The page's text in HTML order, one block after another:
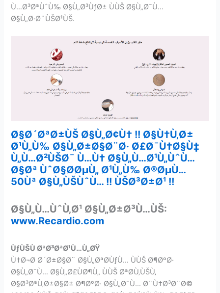
Ù…Ø³ØªÙˆÙ‰ Ø§Ù„Ø³ÙƒØ± ÙÙŠ Ø§Ù„Ø¯Ù…
Ø§Ù„Ø·Ø¨ÙŠØ¹ÙŠ.
Ø§Ø´ØªØ±ÙŠ Ø§Ù„Ø¢Ù† !! Ø§Ù†Ù‚Ø±
Ø¹Ù„Ù‰ Ø§Ù„Ø±Ø§Ø¨Ø· Ø£Ø¯Ù†Ø§Ù‡
Ù„Ù…Ø²ÙŠØ¯ Ù…Ù† Ø§Ù„Ù…Ø¹Ù„ÙˆÙ…
Ø§Øª ÙˆØ§Ø­ØµÙ„ Ø¹Ù„Ù‰ Ø®ØµÙ…
50Ùª Ø§Ù„ÙŠÙˆÙ… !! ÙŠØ³Ø±Ø¹ !!
Ø§Ù„Ù…ÙˆÙ‚Ø¹ Ø§Ù„Ø±Ø³Ù…ÙŠ:
www.Recardio.com
ÙƒÙŠÙ ØªØ³ØªØ¹Ù…Ù„ØŸ
Ù†Ø¬Ø­ Ø´Ø±Ø§Ø¨ Ø§Ù„ØªØ­ÙƒÙ… ÙÙŠ Ø¶ØºØ·
Ø§Ù„Ø¯Ù… Ø§Ù„Ø£ÙØ¶Ù„ ÙÙŠ ØªØ­Ù‚ÙŠÙ‚
Ø§Ø³ØªÙ‚Ø±Ø§Ø± Ø¶ØºØ· Ø§Ù„Ø¯Ù… Ø¨Ù†Ø³Ø¨Ø©